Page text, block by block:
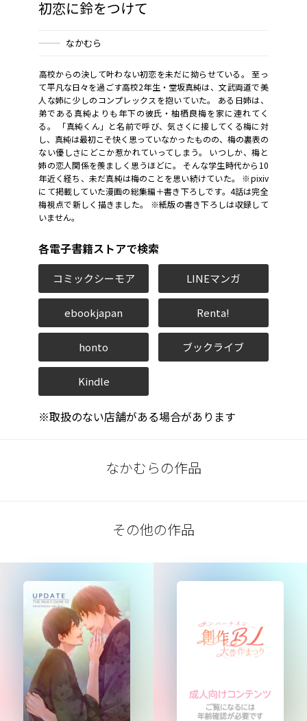
初恋に鈴をつけて
なかむら
――高校からの決して叶わない初恋を未だに拗らせている。 至っ
て平凡な日々を過ごす高校2年生・堂坂真純は、文武両道で美
人な姉に少しのコンプレックスを抱いていた。 ある日姉は、
弟である真純よりも年下の彼氏・柚栖良梅を家に連れてく
る。 「真純くん」と名前で呼び、気さくに接してくる梅に対
し、真純は最初こそ快く思っていなかったものの、梅の裏表の
ない優しさにどこか惹かれていってしまう。 いつしか、梅と
姉の恋人関係を羨ましく思うほどに。 そんな学生時代から10
年近く経ち、未だ真純は梅のことを思い続けていた。 ※pixiv
にて掲載していた漫画の総集編＋書き下ろしです。4話は完全
梅視点で新しく描きました。 ※紙版の書き下ろしは収録して
いません。
各電子書籍ストアで検索
コミックシーモア LINEマンガ
ebookjapan Renta!
honto ブックライブ
Kindle
※取扱のない店舗がある場合があります
なかむらの作品
その他の作品